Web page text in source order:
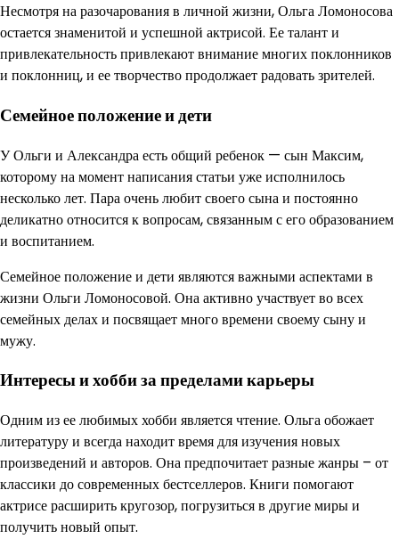
Несмотря на разочарования в личной жизни, Ольга Ломоносова
остается знаменитой и успешной актрисой. Ее талант и
привлекательность привлекают внимание многих поклонников
и поклонниц, и ее творчество продолжает радовать зрителей.
Семейное положение и дети
У Ольги и Александра есть общий ребенок — сын Максим,
которому на момент написания статьи уже исполнилось
несколько лет. Пара очень любит своего сына и постоянно
деликатно относится к вопросам, связанным с его образованием
и воспитанием.
Семейное положение и дети являются важными аспектами в
жизни Ольги Ломоносовой. Она активно участвует во всех
семейных делах и посвящает много времени своему сыну и
мужу.
Интересы и хобби за пределами карьеры
Одним из ее любимых хобби является чтение. Ольга обожает
литературу и всегда находит время для изучения новых
произведений и авторов. Она предпочитает разные жанры – от
классики до современных бестселлеров. Книги помогают
актрисе расширить кругозор, погрузиться в другие миры и
получить новый опыт.